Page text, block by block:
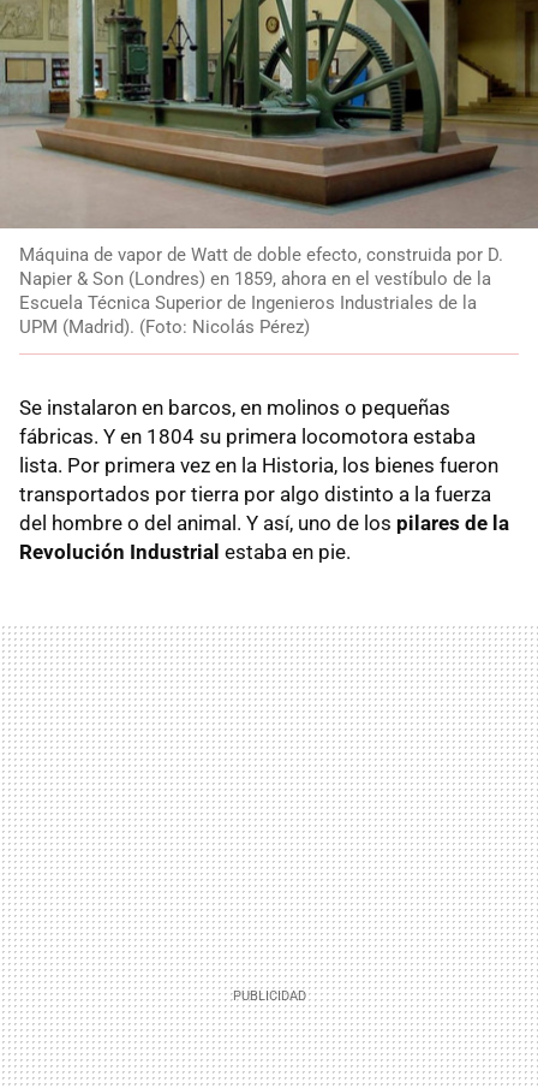
Máquina de vapor de Watt de doble efecto, construida por D.
Napier & Son (Londres) en 1859, ahora en el vestíbulo de la
Escuela Técnica Superior de Ingenieros Industriales de la
UPM (Madrid). (Foto: Nicolás Pérez)
Se instalaron en barcos, en molinos o pequeñas
fábricas. Y en 1804 su primera locomotora estaba
lista. Por primera vez en la Historia, los bienes fueron
transportados por tierra por algo distinto a la fuerza
del hombre o del animal. Y así, uno de los pilares de la
Revolución Industrial estaba en pie.